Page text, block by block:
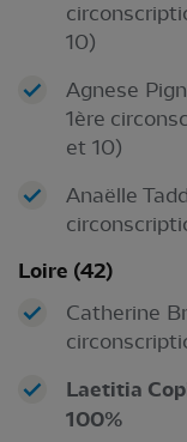
10)
Agnese
1ère
et 10)
Anaëlle
Loire (42)
Catherine
Laetitia
100%